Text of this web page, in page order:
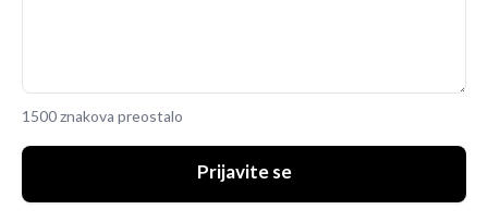
1500 znakova preostalo
Prijavite se